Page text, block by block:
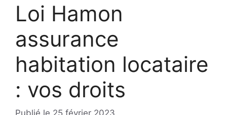
Loi Hamon
assurance
habitation locataire
: vos droits
25 février 2023